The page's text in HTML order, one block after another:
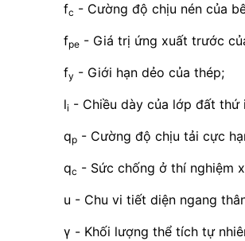
fc - Cường độ chịu nén của
fpe - Giá trị ứng xuất trước
fy - Giới hạn dẻo của thép;
li - Chiều dày của lớp đất
qp - Cường độ chịu tải cực
qc - Sức chống ở thí nghiệm
u - Chu vi tiết diện ngang
γ - Khối lượng thể tích tự